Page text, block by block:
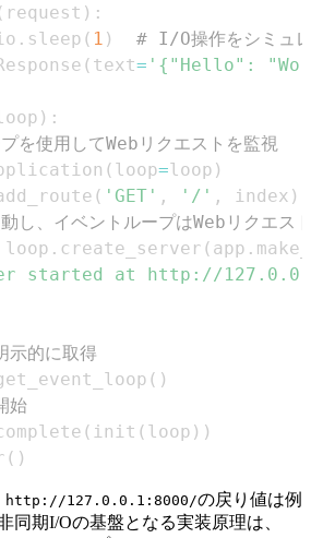
request ) :
. sleep ( 1 )
# I/O操作をシミュ
( text= '{"Hello":
) :
を使用してWebリクエストを監視
( loop=loop )
( 'GET' , '/' , index )
し、イベントループはWebリクエス
loop . create_server ( app .
started at http://
示的に取得
( )
始
( init ( loop ) )
( )
http://127.0.0.1:8000/の戻り値は例
同期I/Oの基盤となる実装原理は、